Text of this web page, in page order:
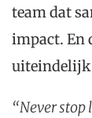
team dat
impact. En
uiteindelijk
“Never stop